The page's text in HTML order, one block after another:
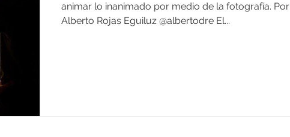
animar lo inanimado por medio de la fotografía. Por
Alberto Rojas Eguiluz @albertodre El...